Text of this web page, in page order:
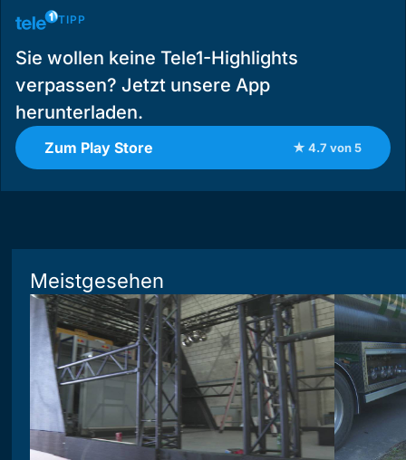
TIPP
Sie wollen keine Tele1-Highlights
verpassen? Jetzt unsere App
herunterladen.
Zum Play Store ★ 4.7 von 5
Meistgesehen